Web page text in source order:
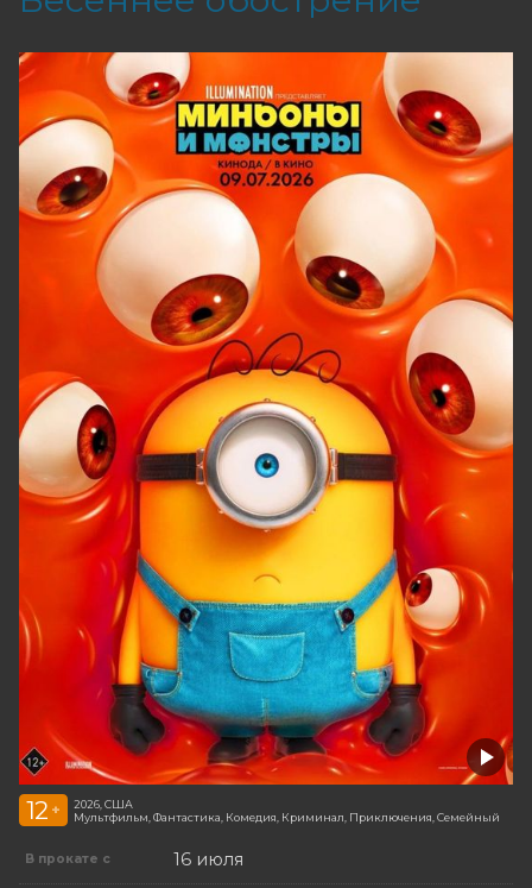
12 +
2026, США
Мультфильм, Фантастика, Комедия, Криминал, Приключения, Семейный
В прокате с 16 июля